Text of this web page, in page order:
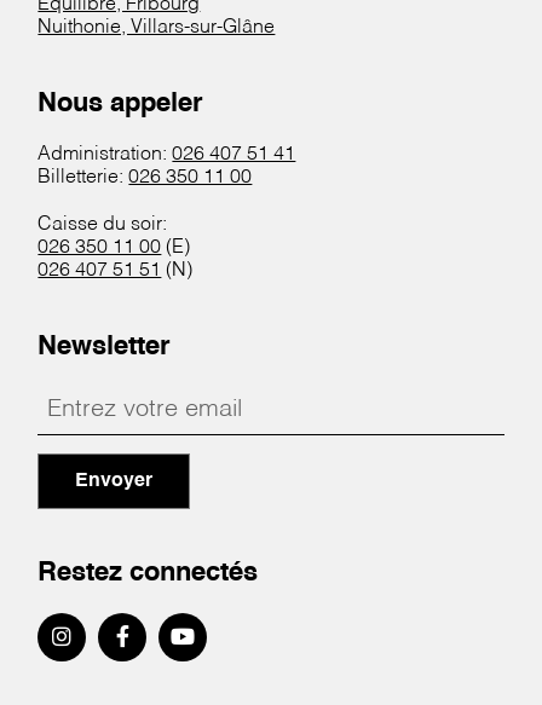
Equilibre, Fribourg
Nuithonie, Villars-sur-Glâne
Nous appeler
Administration:026 407 51 41
Billetterie:026 350 11 00
Caisse du soir:
026 350 11 00 (E)
026 407 51 51 (N)
Newsletter
Envoyer
Restez connectés